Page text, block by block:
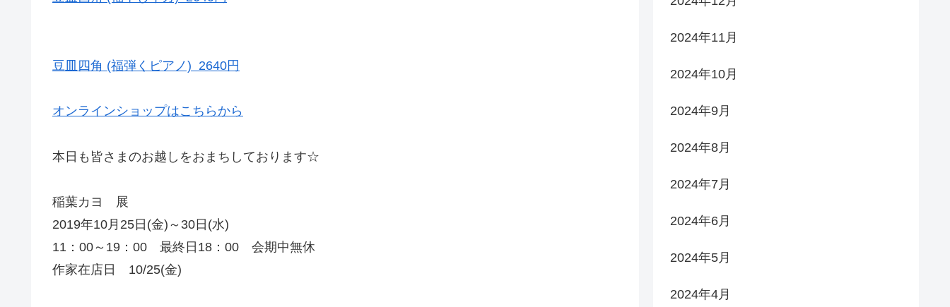
豆皿四角 (福弾くピアノ) 2640円
オンラインショップはこちらから
本日も皆さまのお越しをおまちしております☆
稲葉カヨ 展
2019年10月25日(金)～30日(水)
11：00～19：00 最終日18：00 会期中無休
作家在店日 10/25(金)
2024年11月
2024年10月
2024年9月
2024年8月
2024年7月
2024年6月
2024年5月
2024年4月